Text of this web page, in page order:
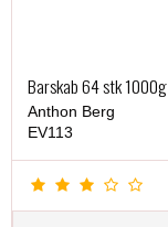
Barskab 64 stk 1000g
Anthon Berg
EV113